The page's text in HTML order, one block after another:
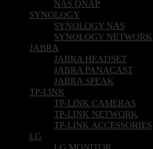
NAS QNAP
SYNOLOGY
SYNOLOGY NAS
SYNOLOGY NETWORK
JABRA
JABRA HEADSET
JABRA PANACAST
JABRA SPEAK
TP-LINK
TP-LINK CAMERAS
TP-LINK NETWORK
TP-LINK ACCESSORIES
LG